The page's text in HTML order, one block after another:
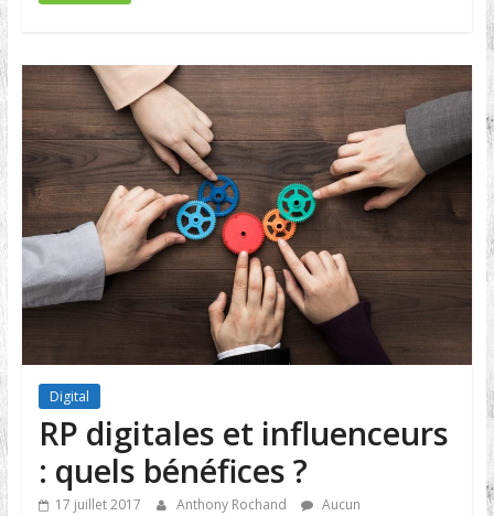
Digital
RP digitales et influenceurs
: quels bénéfices ?
17 juillet 2017 Anthony Rochand
Aucun